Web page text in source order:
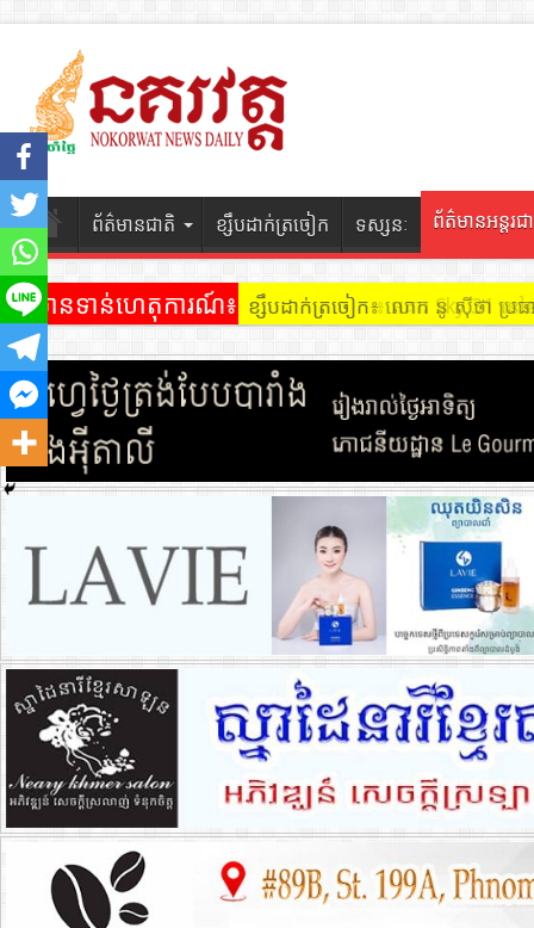
ព័ត៌មានជាតិ ខ្សឹបដាក់ត្រចៀក ទស្សនៈ ព័ត៌មានអន្តរជ
ព័ត៌មានទាន់ហេតុការណ៍៖ ខ្សឹបដាក់ត្រចៀក ៖ អគារ Sky 31